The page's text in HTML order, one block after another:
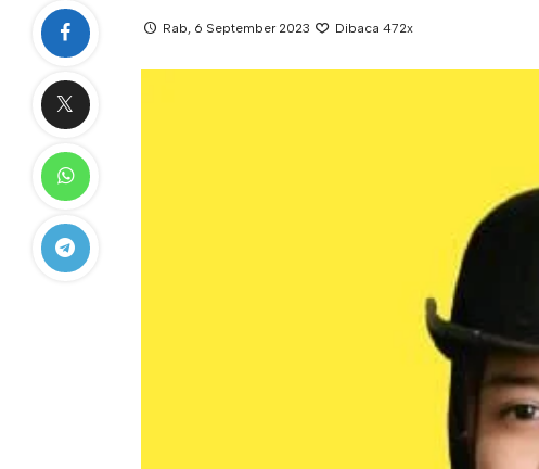
Rab, 6 September 2023 Dibaca 472x